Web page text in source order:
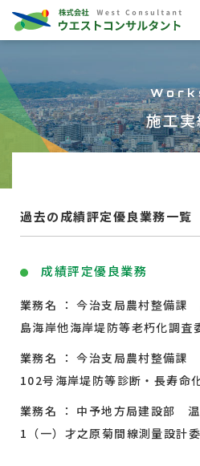
施工
過去の成績評定優良業務一覧
成績評定優良業務
業務名 ： 今治支局農村整備
島海岸他海岸堤防等老朽化調査
業務名 ： 今治支局農村整備課
102号海岸堤防等診断・長寿命
業務名 ： 中予地方局建設部
1（一）才之原菊間線測量設計